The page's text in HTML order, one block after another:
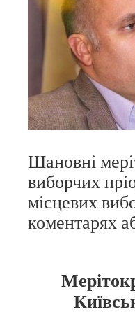
Шановні
виборчих
місцевих
коментарях